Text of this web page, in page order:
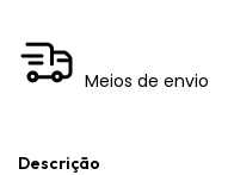
Meios de envio
Descrição